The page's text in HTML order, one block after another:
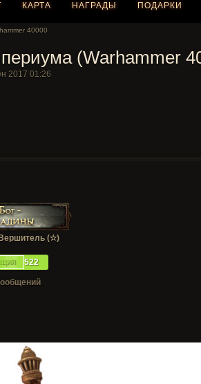
КАРТА НАГРАДЫ ПОДАРКИ
40000
(Warhammer
2017 01:26
(✫)
522